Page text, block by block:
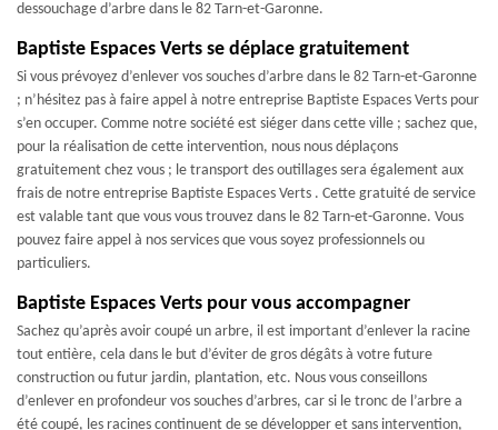
dessouchage d’arbre dans le 82 Tarn-et-Garonne.
Baptiste Espaces Verts se déplace gratuitement
Si vous prévoyez d’enlever vos souches d’arbre dans le 82 Tarn-et-Garonne
; n’hésitez pas à faire appel à notre entreprise Baptiste Espaces Verts pour
s’en occuper. Comme notre société est siéger dans cette ville ; sachez que,
pour la réalisation de cette intervention, nous nous déplaçons
gratuitement chez vous ; le transport des outillages sera également aux
frais de notre entreprise Baptiste Espaces Verts . Cette gratuité de service
est valable tant que vous vous trouvez dans le 82 Tarn-et-Garonne. Vous
pouvez faire appel à nos services que vous soyez professionnels ou
particuliers.
Baptiste Espaces Verts pour vous accompagner
Sachez qu’après avoir coupé un arbre, il est important d’enlever la racine
tout entière, cela dans le but d’éviter de gros dégâts à votre future
construction ou futur jardin, plantation, etc. Nous vous conseillons
d’enlever en profondeur vos souches d’arbres, car si le tronc de l’arbre a
été coupé, les racines continuent de se développer et sans intervention,